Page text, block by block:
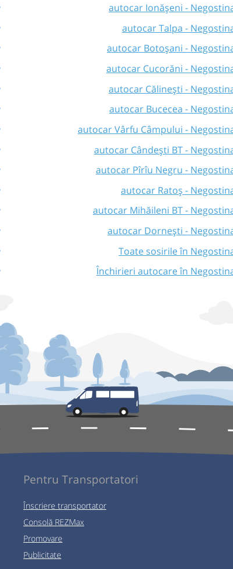
autocar Ionășeni -
autocar Talpa -
autocar Botoșani -
autocar Cucorăni -
autocar Călinești -
autocar Bucecea -
autocar Vârfu Câmpului -
autocar Cândești BT -
autocar Pîrîu Negru -
autocar Ratoș -
autocar Mihăileni BT -
autocar Dornești -
Toate sosirile în
Închirieri autocare în
Pentru Transportatori
Înscriere transportator
Consolă REZMax
Promovare
Publicitate